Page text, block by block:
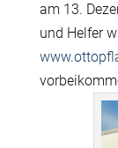
am 13.
und Helfer